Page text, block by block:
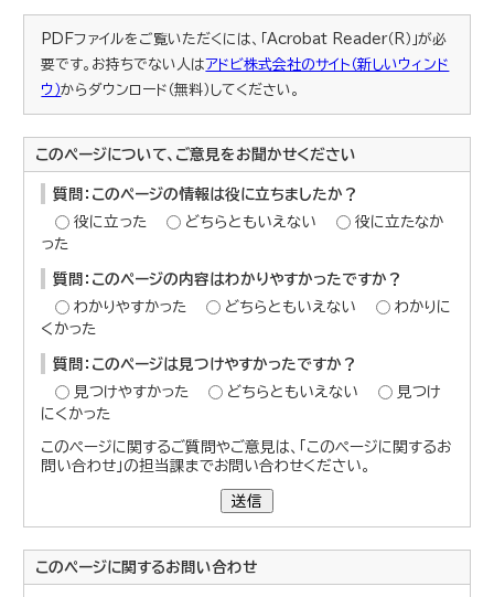
PDFファイルをご覧いただくには、「Acrobat Reader（R）」が必
要です。お持ちでない人は アドビ株式会社のサイト（新しいウィンド
ウ）からダウンロード（無料）してください。
このページについて、ご意見をお聞かせください
質問：このページの情報は役に立ちましたか？
役に立った
どちらともいえない
役に立たなか
った
質問：このページの内容はわかりやすかったですか？
わかりやすかった
どちらともいえない
わかりに
くかった
質問：このページは見つけやすかったですか？
見つけやすかった
どちらともいえない
見つけ
にくかった
このページに関するご質問やご意見は、「このページに関するお
問い合わせ」の担当課までお問い合わせください。
送信
このページに関するお問い合わせ